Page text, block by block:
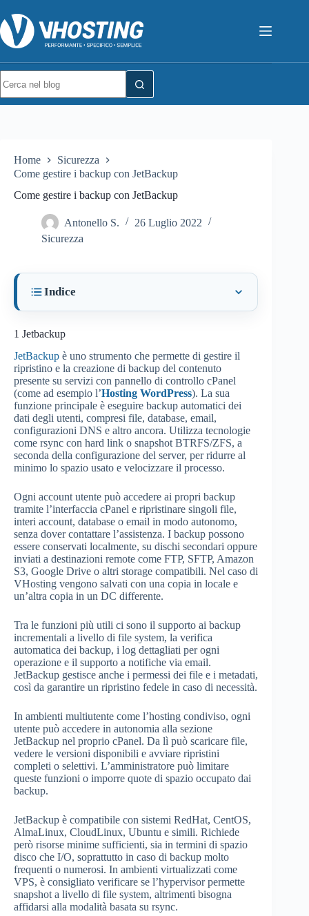
Home
Sicurezza
Come gestire i backup con JetBackup
Come gestire i backup con JetBackup
Antonello S.
26 Luglio 2022
Sicurezza
Indice
1 Jetbackup
JetBackup è uno strumento che permette di gestire il
ripristino e la creazione di backup del contenuto
presente su servizi con pannello di controllo cPanel
(come ad esempio l’Hosting WordPress). La sua
funzione principale è eseguire backup automatici dei
dati degli utenti, compresi file, database, email,
configurazioni DNS e altro ancora. Utilizza tecnologie
come rsync con hard link o snapshot BTRFS/ZFS, a
seconda della configurazione del server, per ridurre al
minimo lo spazio usato e velocizzare il processo.
Ogni account utente può accedere ai propri backup
tramite l’interfaccia cPanel e ripristinare singoli file,
interi account, database o email in modo autonomo,
senza dover contattare l’assistenza. I backup possono
essere conservati localmente, su dischi secondari oppure
inviati a destinazioni remote come FTP, SFTP, Amazon
S3, Google Drive o altri storage compatibili. Nel caso di
VHosting vengono salvati con una copia in locale e
un’altra copia in un DC differente.
Tra le funzioni più utili ci sono il supporto ai backup
incrementali a livello di file system, la verifica
automatica dei backup, i log dettagliati per ogni
operazione e il supporto a notifiche via email.
JetBackup gestisce anche i permessi dei file e i metadati,
così da garantire un ripristino fedele in caso di necessità.
In ambienti multiutente come l’hosting condiviso, ogni
utente può accedere in autonomia alla sezione
JetBackup nel proprio cPanel. Da lì può scaricare file,
vedere le versioni disponibili e avviare ripristini
completi o selettivi. L’amministratore può limitare
queste funzioni o imporre quote di spazio occupato dai
backup.
JetBackup è compatibile con sistemi RedHat, CentOS,
AlmaLinux, CloudLinux, Ubuntu e simili. Richiede
però risorse minime sufficienti, sia in termini di spazio
disco che I/O, soprattutto in caso di backup molto
frequenti o numerosi. In ambienti virtualizzati come
VPS, è consigliato verificare se l’hypervisor permette
snapshot a livello di file system, altrimenti bisogna
affidarsi alla modalità basata su rsync.